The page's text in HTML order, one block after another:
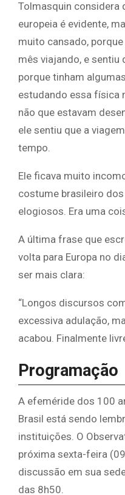
Tolmasquin considera
europeia é evidente,
muito cansado,
mês viajando, e sentiu
porque tinham
estudando essa física
não que estavam
ele sentiu que a
tempo.
Ele ficava muito
costume brasileiro
elogiosos. Era uma
A última frase que
volta para Europa no
ser mais clara:
“Longos discursos
excessiva adulação,
acabou. Finalmente
Programação
A efeméride dos 100
Brasil está sendo
instituições. O
próxima sexta-feira
discussão em sua
das 8h50.